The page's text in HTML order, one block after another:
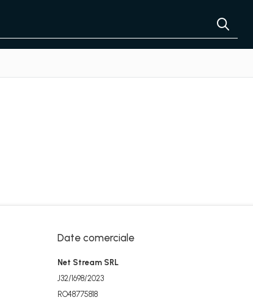
Date comerciale
Net Stream SRL
J32/1698/2023
RO48775818